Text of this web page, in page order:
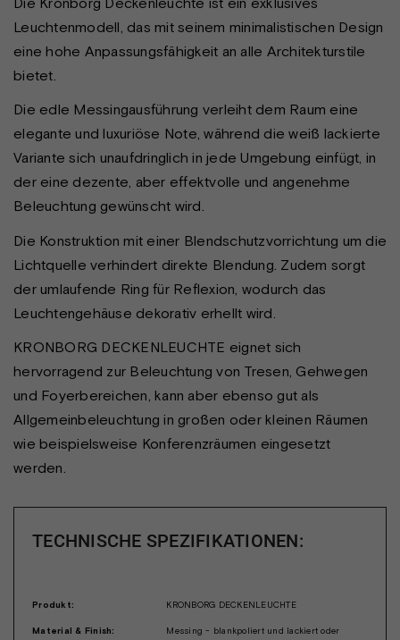
Leuchtenmodell, das mit seinem minimalistischen Design
eine hohe Anpassungsfähigkeit an alle Architekturstile
bietet.
Die edle Messingausführung verleiht dem Raum eine
elegante und luxuriöse Note, während die weiß lackierte
Variante sich unaufdringlich in jede Umgebung einfügt, in
der eine dezente, aber effektvolle und angenehme
Beleuchtung gewünscht wird.
Die Konstruktion mit einer Blendschutzvorrichtung um die
Lichtquelle verhindert direkte Blendung. Zudem sorgt
der umlaufende Ring für Reflexion, wodurch das
Leuchtengehäuse dekorativ erhellt wird.
KRONBORG DECKENLEUCHTE eignet sich
hervorragend zur Beleuchtung von Tresen, Gehwegen
und Foyerbereichen, kann aber ebenso gut als
Allgemeinbeleuchtung in großen oder kleinen Räumen
wie beispielsweise Konferenzräumen eingesetzt
werden.
TECHNISCHE SPEZIFIKATIONEN:
Produkt: KRONBORG DECKENLEUCHTE
Material & Finish:
Messing - blankpoliert und lackiert oder